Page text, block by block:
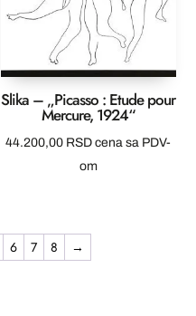
Slika – „Picasso : Etude pour
Mercure, 1924“
44.200,00 RSD cena sa PDV-
om
6 7 8 →